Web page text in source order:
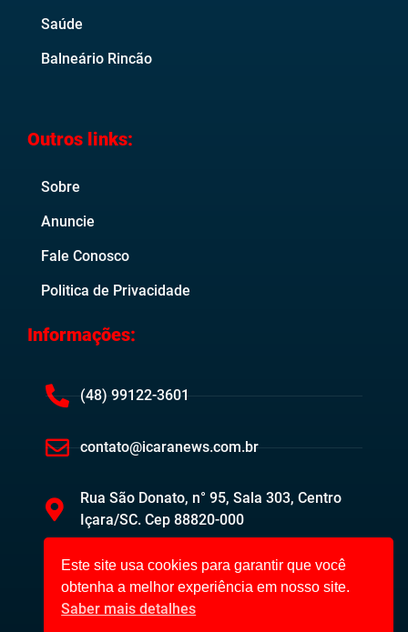
Saúde
Balneário Rincão
Outros links:
Sobre
Anuncie
Fale Conosco
Politica de Privacidade
Informações:
(48) 99122-3601
contato@icaranews.com.br
Rua São Donato, n° 95, Sala 303, Centro
Içara/SC. Cep 88820-000
Este site usa cookies para garantir que você
obtenha a melhor experiência em nosso site.
Saber mais detalhes